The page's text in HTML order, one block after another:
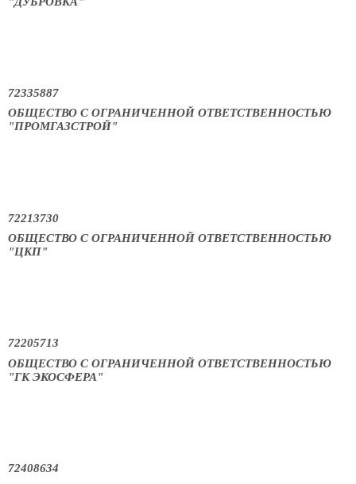
72335887
ОБЩЕСТВО С ОГРАНИЧЕННОЙ ОТВЕТСТВЕННОСТЬЮ
"ПРОМГАЗСТРОЙ"
72213730
ОБЩЕСТВО С ОГРАНИЧЕННОЙ ОТВЕТСТВЕННОСТЬЮ
"ЦКП"
72205713
ОБЩЕСТВО С ОГРАНИЧЕННОЙ ОТВЕТСТВЕННОСТЬЮ
"ГК ЭКОСФЕРА"
72408634